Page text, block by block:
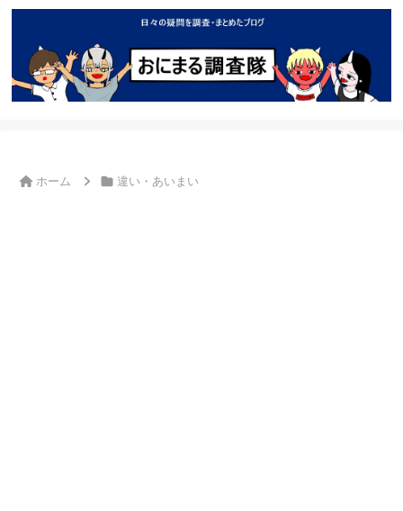
ホーム 違い・あいまい